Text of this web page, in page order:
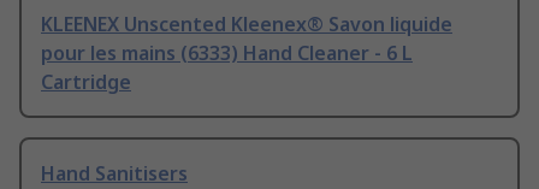
KLEENEX Unscented Kleenex® Savon liquide
pour les mains (6333) Hand Cleaner - 6 L
Cartridge
Hand Sanitisers